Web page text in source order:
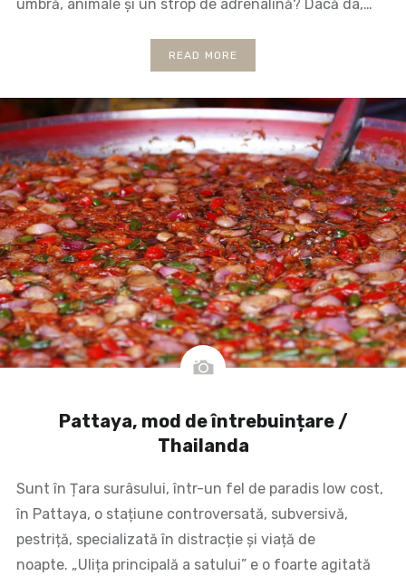
umbră, animale și un strop de adrenalină? Dacă da,…
READ MORE
Pattaya, mod de întrebuințare /
Thailanda
Sunt în Țara surâsului, într-un fel de paradis low cost,
în Pattaya, o stațiune controversată, subversivă,
pestriță, specializată în distracție și viață de
noapte. „Ulița principală a satului” e o foarte agitată